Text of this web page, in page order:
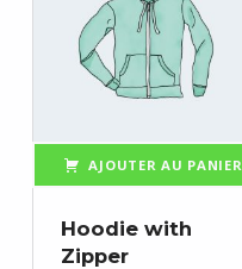
AJOUTER AU PANIER
Hoodie with
Zipper